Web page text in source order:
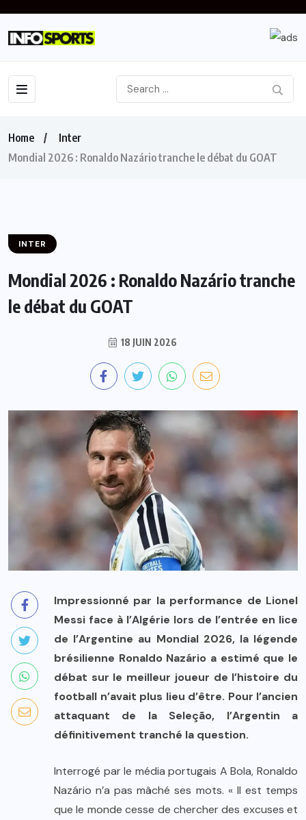
Home
Inter
Mondial 2026 : Ronaldo Nazário tranche le débat du GOAT
INTER
Mondial 2026 : Ronaldo Nazário tranche
le débat du GOAT
18 JUIN 2026
Impressionné par la performance de Lionel
Messi face à l’Algérie lors de l’entrée en lice
de l’Argentine au Mondial 2026, la légende
brésilienne Ronaldo Nazário a estimé que le
débat sur le meilleur joueur de l’histoire du
football n’avait plus lieu d’être. Pour l’ancien
attaquant de la Seleção, l’Argentin a
définitivement tranché la question.
Interrogé par le média portugais A Bola, Ronaldo
Nazário n’a pas mâché ses mots. « Il est temps
que le monde cesse de chercher des excuses et